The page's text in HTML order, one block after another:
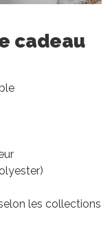
cadeau
les collections